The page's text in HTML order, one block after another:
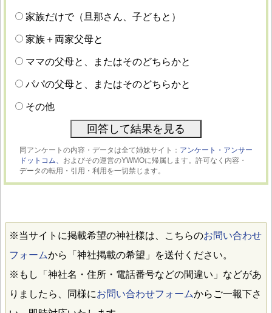
家族だけで（旦那さん、子どもと）
家族＋両家父母と
ママの父母と、またはそのどちらかと
パパの父母と、またはそのどちらかと
その他
同アンケートの内容・データは全て姉妹サイト： アンケート・アンサー
ドットコム、 およびその運営のYWMOに帰属します。許可なく内容・
データの転用・引用・利用を一切禁じます。
※当サイトに掲載希望の神社様は、こちらのお問い合わせ
フォームから「神社掲載の希望」を送付ください。
※もし「神社名・住所・電話番号などの間違い」などがあ
りましたら、同様にお問い合わせフォームからご一報下さ